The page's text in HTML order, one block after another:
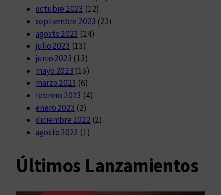
octubre 2023 (12)
septiembre 2023 (22)
agosto 2023 (24)
julio 2023 (13)
junio 2023 (13)
mayo 2023 (15)
marzo 2023 (6)
febrero 2023 (4)
enero 2023 (2)
diciembre 2022 (2)
agosto 2022 (1)
Últimos Lanzamientos